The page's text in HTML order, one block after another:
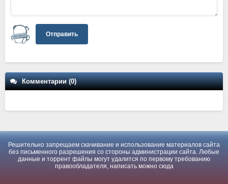
Отправить
Комментарии (0)
Решительно запрещаем скачивание и использование материалов сайта
без письменного разрешения со стороны администрации сайта. Любые
данные и торрент файлы могут удалится по первому требованию
правообладателя, написать можно сюда